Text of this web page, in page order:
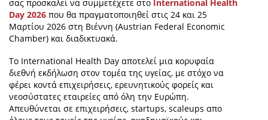
σας προσκαλεί να συμμετέχετε στο International Health
Day 2026 που θα πραγματοποιηθεί στις 24 και 25
Μαρτίου 2026 στη Βιέννη (Austrian Federal Economic
Chamber) και διαδικτυακά.
Το International Health Day αποτελεί μια κορυφαία
διεθνή εκδήλωση στον τομέα της υγείας, με στόχο να
φέρει κοντά επιχειρήσεις, ερευνητικούς φορείς και
νεοσύστατες εταιρείες από όλη την Ευρώπη.
Απευθύνεται σε επιχειρήσεις, startups, scaleups απο